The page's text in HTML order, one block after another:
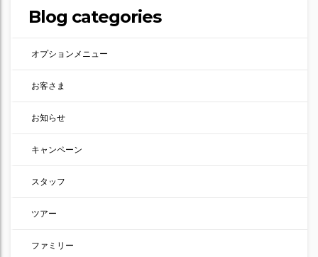
Blog categories
オプションメニュー
お客さま
お知らせ
キャンペーン
スタッフ
ツアー
ファミリー